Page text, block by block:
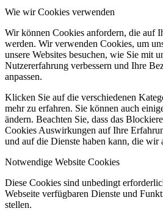
Wie wir Cookies verwenden
Wir können Cookies anfordern, die auf
werden. Wir verwenden Cookies, um
unsere Websites besuchen, wie Sie mit
Nutzererfahrung verbessern und Ihre
anpassen.
Klicken Sie auf die verschiedenen
mehr zu erfahren. Sie können auch
ändern. Beachten Sie, dass das
Cookies Auswirkungen auf Ihre
und auf die Dienste haben kann, die wir
Notwendige Website Cookies
Diese Cookies sind unbedingt
Webseite verfügbaren Dienste und
stellen.